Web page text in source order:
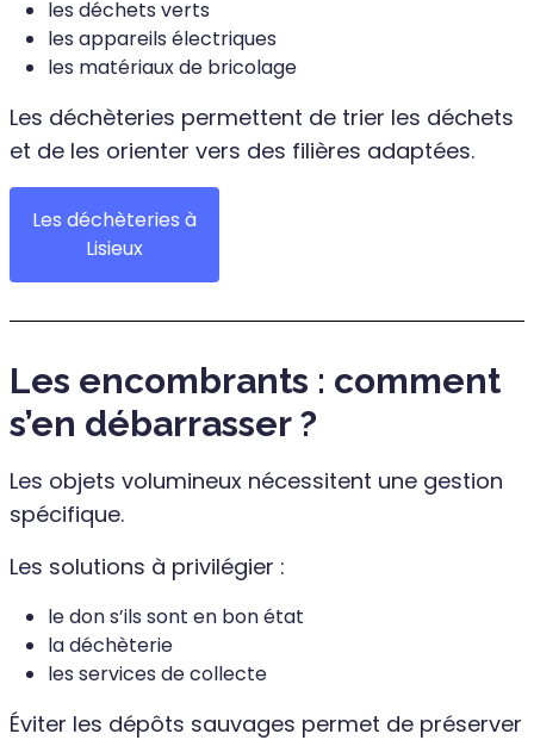
les déchets verts
les appareils électriques
les matériaux de bricolage
Les déchèteries permettent de trier les déchets
et de les orienter vers des filières adaptées.
Les déchèteries à
Lisieux
Les encombrants : comment
s’en débarrasser ?
Les objets volumineux nécessitent une gestion
spécifique.
Les solutions à privilégier :
le don s’ils sont en bon état
la déchèterie
les services de collecte
Éviter les dépôts sauvages permet de préserver